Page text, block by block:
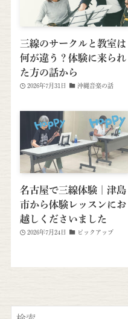
三線のサークルと教室は
何が違う？体験に来られ
た方の話から
2026年7月31日 沖縄音楽の話
名古屋で三線体験｜津島
市から体験レッスンにお
越しくださいました
2026年7月24日 ピックアップ